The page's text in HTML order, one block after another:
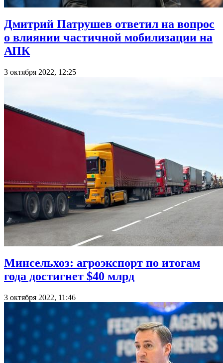
Дмитрий Патрушев ответил на вопрос
о влиянии частичной мобилизации на
АПК
3 октября 2022, 12:25
Минсельхоз: агроэкспорт по итогам
года достигнет $40 млрд
3 октября 2022, 11:46